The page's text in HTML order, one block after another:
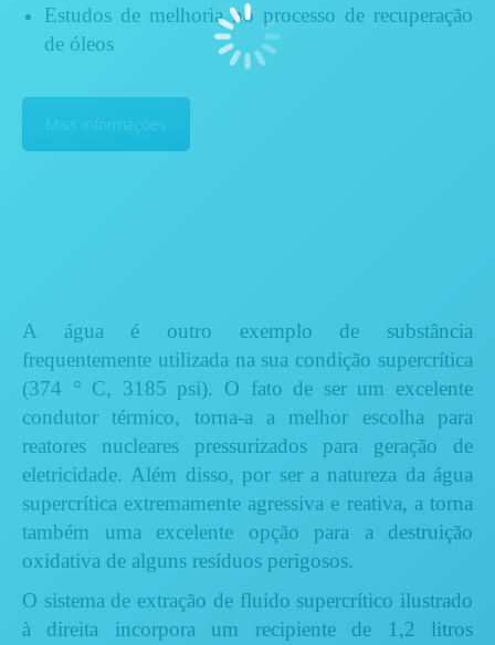
Estudos de melhoria no processo de recuperação
de óleos
Mais informações
A água é outro exemplo de substância
frequentemente utilizada na sua condição supercrítica
(374 ° C, 3185 psi).
O fato de ser um
excelente
condutor térmico, torna-a a melhor escolha para
reatores nucleares pressurizados para geração de
eletricidade. Além disso, por ser a natureza da água
supercrítica extremamente agressiva e reativa, a torna
também uma excelente opção para a destruição
oxidativa de alguns resíduos perigosos.
O sistema de extração de fluido supercrítico ilustrado
à direita incorpora um recipiente de 1,2 litros